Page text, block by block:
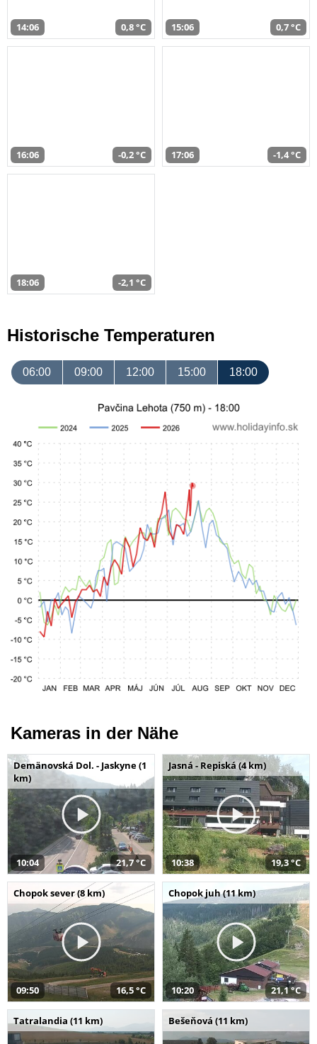
14:06 0,8 °C 15:06 0,7 °C
16:06 -0,2 °C 17:06 -1,4 °C
18:06 -2,1 °C
Historische Temperaturen
06:00 09:00 12:00 15:00 18:00
Kameras in der Nähe
Demänovská Dol. - Jaskyne (1
km)
10:04 21,7 °C
Jasná - Repiská (4 km)
10:38 19,3 °C
Chopok sever (8 km)
09:50 16,5 °C
Chopok juh (11 km)
10:20 21,1 °C
Tatralandia (11 km) Bešeňová (11 km)